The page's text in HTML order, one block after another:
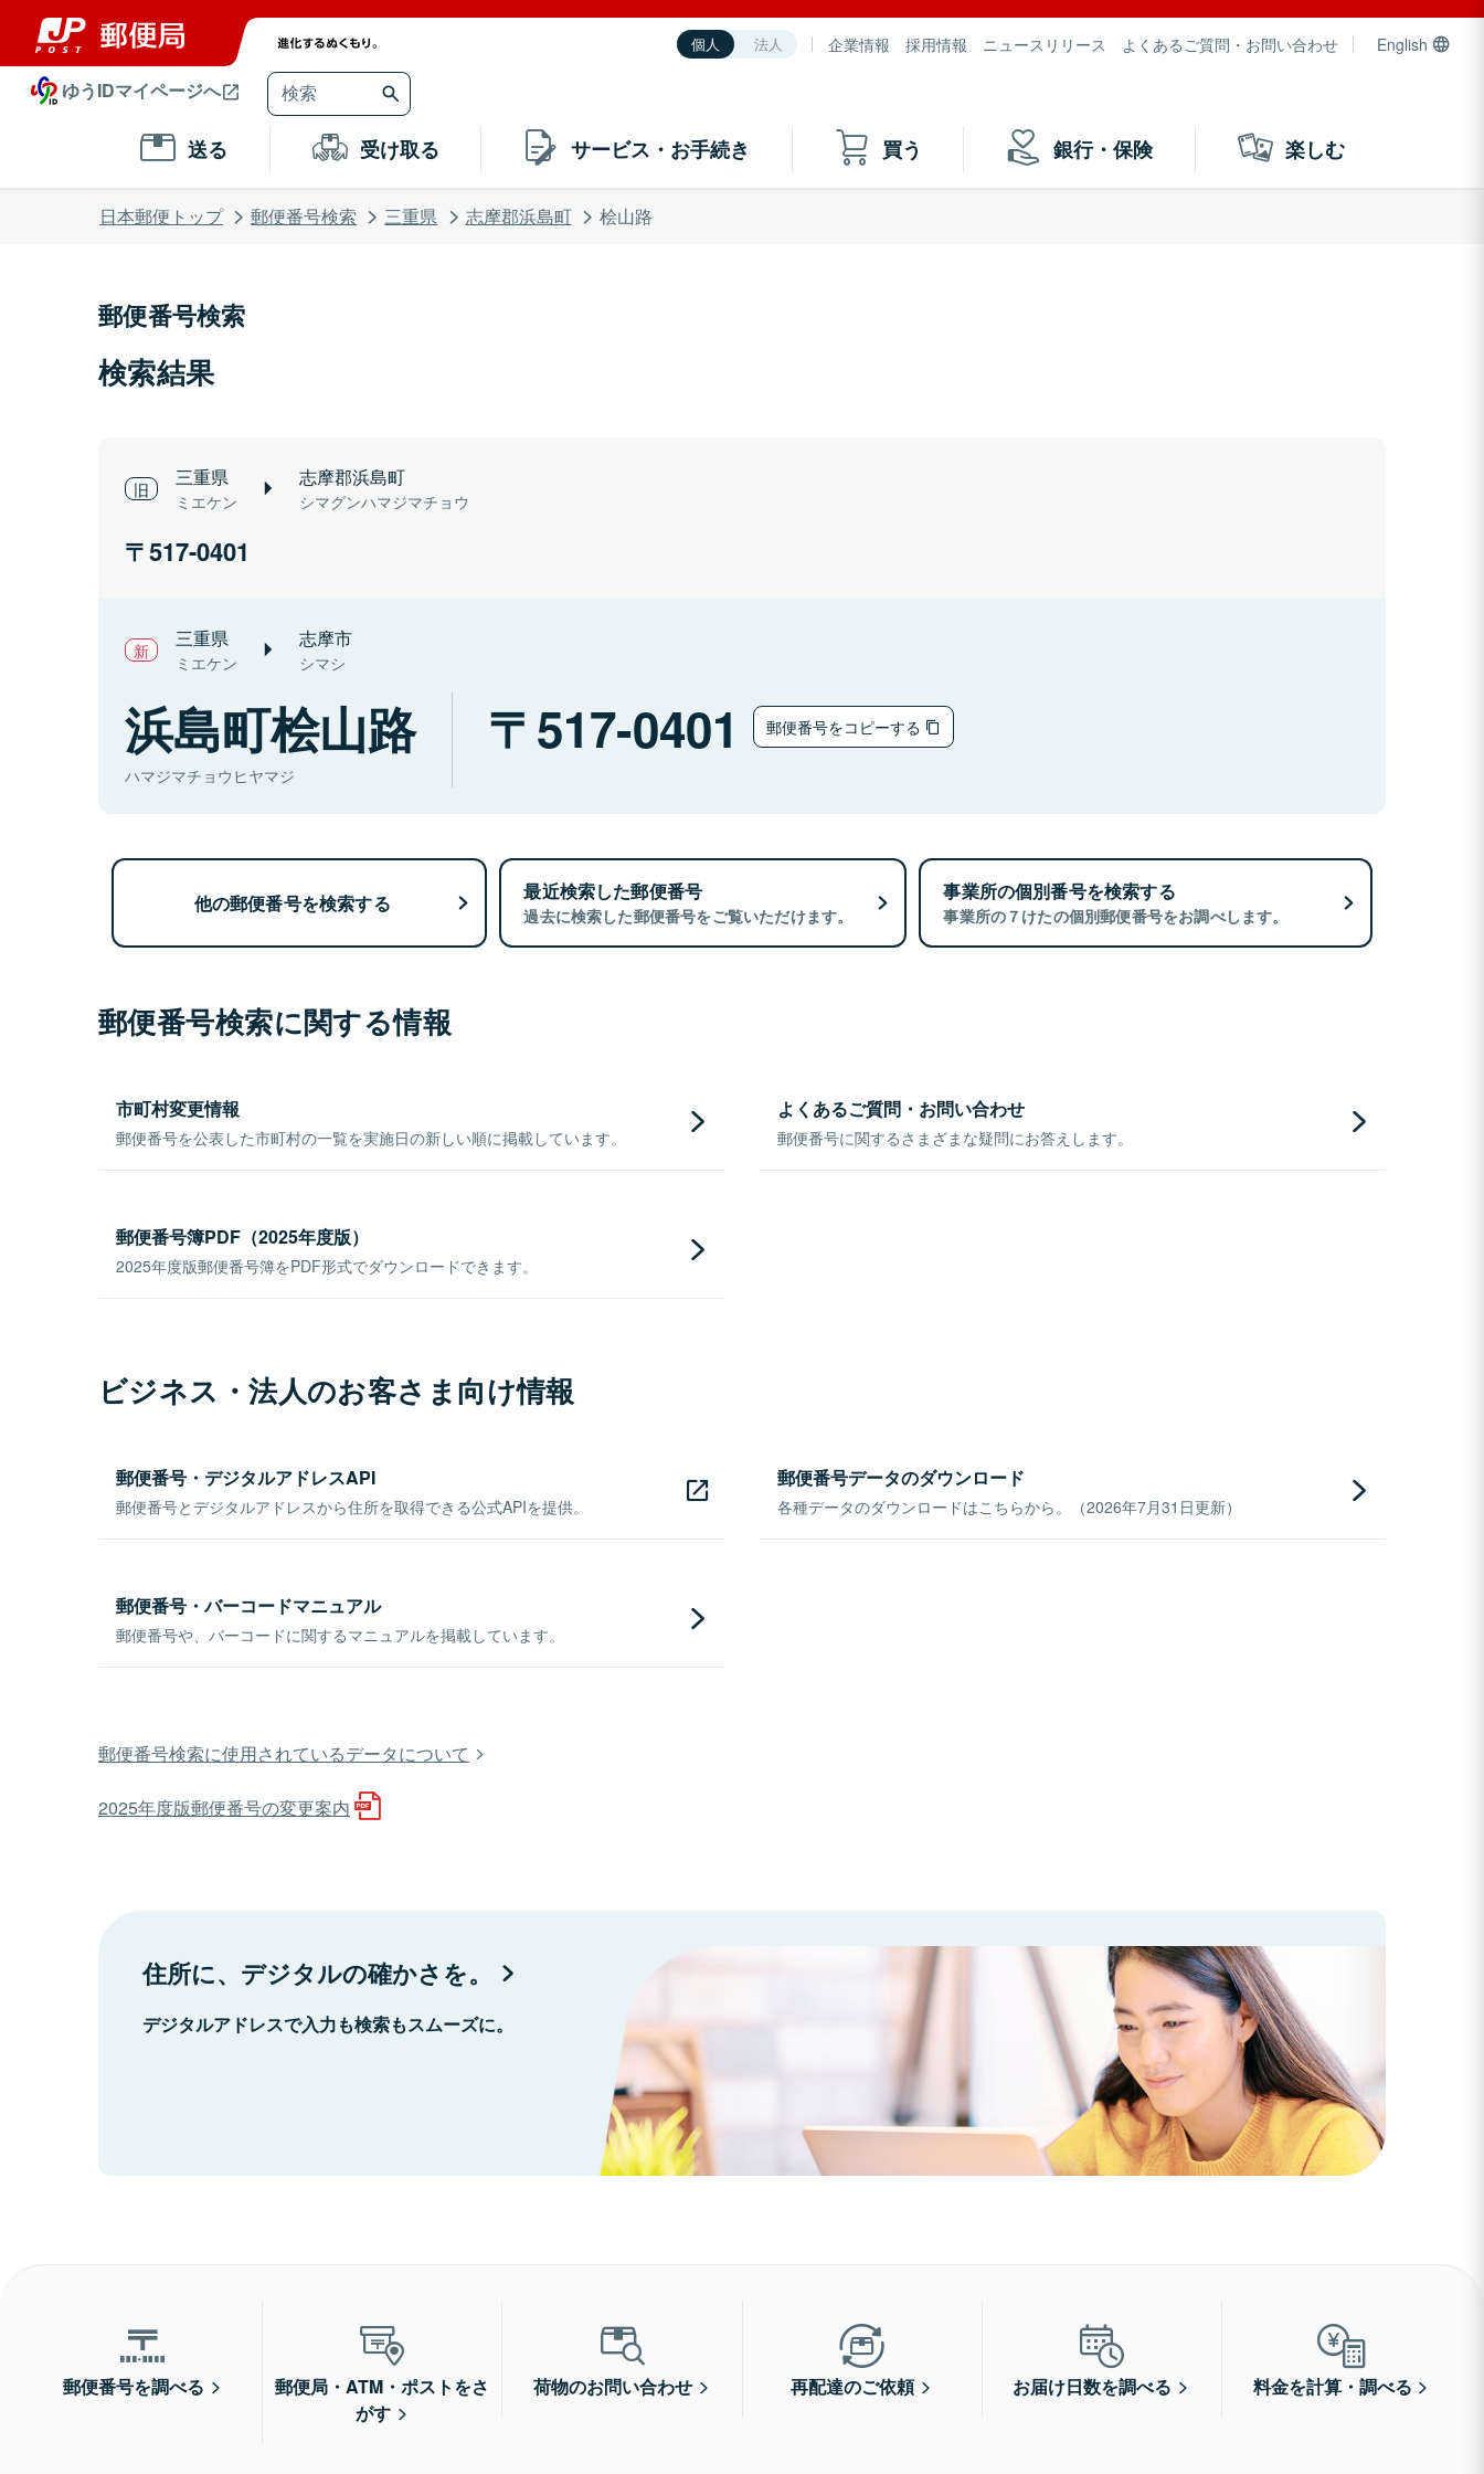
個人 法人 企業情報 採用情報 ニュースリリース よくあるご質問・お問い合わせ English
ゆうIDマイページへ
送る 受け取る サービス・お手続き 買う 銀行・保険 楽しむ
日本郵便トップ 郵便番号検索 三重県 志摩郡浜島町 桧山路
郵便番号検索
検索結果
三重県
ミエケン
志摩郡浜島町
シマグンハマジマチョウ
517-0401
三重県
ミエケン
志摩市
シマシ
浜島町桧山路
ハマジマチョウヒヤマジ
517-0401 郵便番号をコピーする
他の郵便番号を検索する 最近検索した郵便番号
過去に検索した郵便番号をご覧いただけます。
事業所の個別番号を検索する
事業所の７けたの個別郵便番号をお調べします。
郵便番号検索に関する情報
市町村変更情報
郵便番号を公表した市町村の一覧を実施日の新しい順に掲載しています。
よくあるご質問・お問い合わせ
郵便番号に関するさまざまな疑問にお答えします。
郵便番号簿PDF（2025年度版）
2025年度版郵便番号簿をPDF形式でダウンロードできます。
ビジネス・法人のお客さま向け情報
郵便番号・デジタルアドレスAPI
郵便番号とデジタルアドレスから住所を取得できる公式APIを提供。
郵便番号データのダウンロード
各種データのダウンロードはこちらから。（2026年7月31日更新）
郵便番号・バーコードマニュアル
郵便番号や、バーコードに関するマニュアルを掲載しています。
郵便番号検索に使用されているデータについて
2025年度版郵便番号の変更案内
住所に、デジタルの確かさを。
デジタルアドレスで入力も検索もスムーズに。
郵便番号を調べる
郵便局・ATM・ポストをさ
がす
荷物のお問い合わせ 再配達のご依頼 お届け日数を調べる 料金を計算・調べる